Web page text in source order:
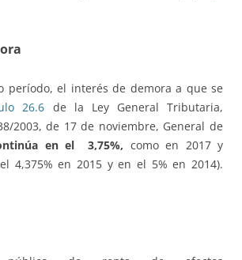
período, el interés de demora a que se
26.6 de la Ley General Tributaria,
2003, de 17 de noviembre, General de
en el 3,75%, como en 2017 y
4,375% en 2015 y en el 5% en 2014).